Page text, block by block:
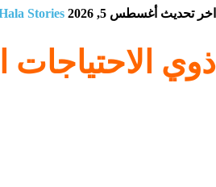
اخر تحديث أغسطس 5, 2026 by Stories
ذوي الاحتياجات